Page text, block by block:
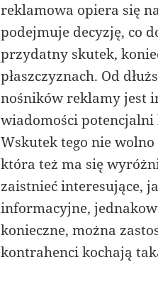
reklamowa opiera się
podejmuje decyzję, co
przydatny skutek,
płaszczyznach. Od
nośników reklamy jest
wiadomości
Wskutek tego nie
która też ma się
zaistnieć interesujące,
informacyjne,
konieczne, można
kontrahenci kochają